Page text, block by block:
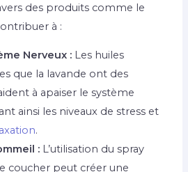
des produits comme le
à :
Nerveux : Les huiles
que la lavande ont des
à apaiser le système
ainsi les niveaux de stress et
.
: L’utilisation du spray
coucher peut créer une